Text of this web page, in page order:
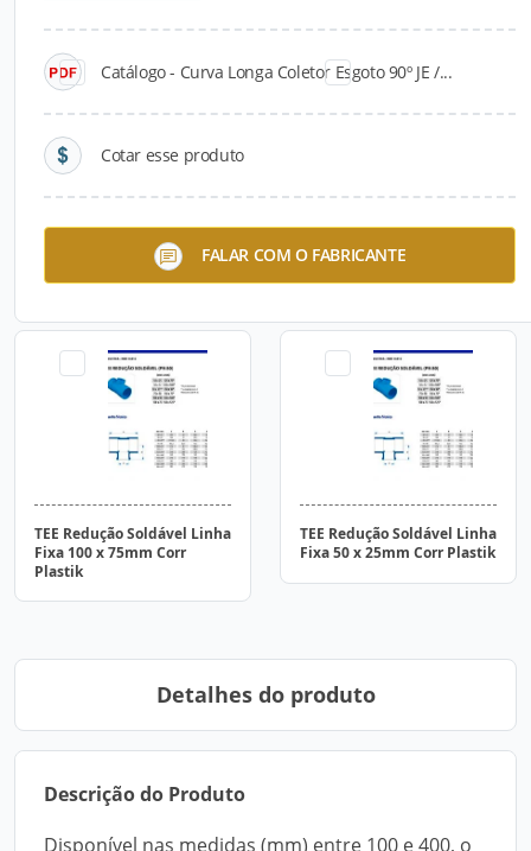
Catálogo - Curva Longa Coletor Esgoto 90º JE /...
Cotar esse produto
FALAR COM O FABRICANTE
TEE Redução Soldável Linha
Fixa 150 x 125mm Corr
Plastik
Fixa 100 x 50mm Corr
Plastik
TEE Redução Soldável Linha
Fixa 100 x 75mm Corr
Plastik
TEE Redução Soldável Linha
Fixa 50 x 25mm Corr Plastik
Detalhes do produto
Descrição do Produto
Disponível nas medidas (mm) entre 100 e 400, o